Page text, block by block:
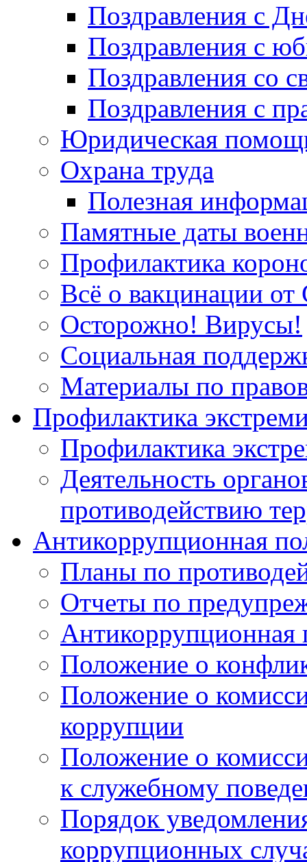
Поздравления с
Поздравления с
Поздравления со
Поздравления с
Юридическая
Охрана труда
Полезная
Памятные даты
Профилактика
Всё о вакцинации
Осторожно! Вирусы!
Социальная
Материалы по
Профилактика
Профилактика
Деятельность
противодействию
Антикоррупционная
Планы по
Отчеты по
Антикоррупционная
Положение о
Положение о
коррупции
Положение о
к служебному
Порядок
коррупционных